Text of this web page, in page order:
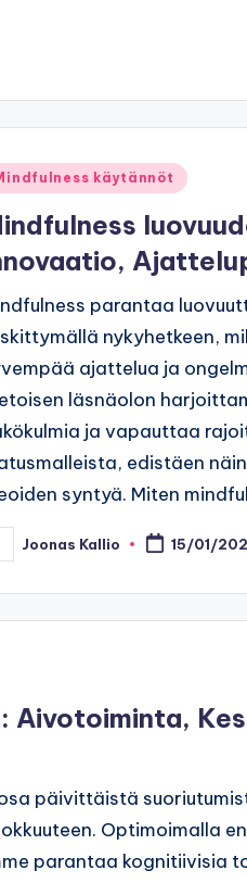
käytännöt
parantaa
nykyhetkeen,
ajattelua ja
läsnäolon
ja vapauttaa
edistäen
syntyä. Miten
Joonas Kallio 15/01/
Aivotoiminta,
päivittäistä
Optimoimalla
parantaa kognitiivisia